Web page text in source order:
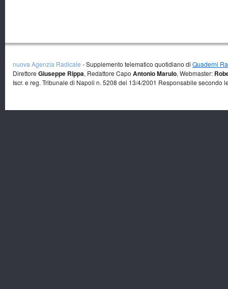
nuova Agenzia Radicale - Supplemento telematico quotidiano di Quaderni
Direttore Giuseppe Rippa, Redattore Capo Antonio Marulo, Webmaster:
Iscr. e reg. Tribunale di Napoli n. 5208 del 13/4/2001 Responsabile secondo